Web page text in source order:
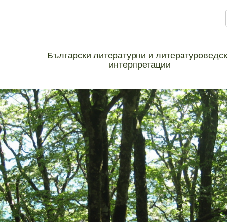
Български литературни и
интерпретации